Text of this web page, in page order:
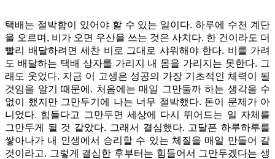
택배는 절박함이 있어야 할 수 있는 일이다. 하루에 수천 계단
을 오르며, 비가 오면 우산을 쓰는 것은 사치다. 한 건이라도 더
빨리 배달하려면 세찬 비로 그대로 샤워해야 한다. 비를 가려
도 배달하는 택배 상자를 가리지 내 몸을 가리지는 못한다. 그
래도 웃었다. 지금 이 고생은 성공의 가장 기초적인 체력이 될
것임을 알기 때문에. 처음에는 매일 그만둘까 하는 생각을 수
없이 했지만 그만두기에 나는 너무 절박했다. 돈이 문제가 아
니었다. 힘들다고 그만두면 세상에 다시 뛰어드는 일 자체를
그만두게 될 것 같았다. 그래서 결심했다. 고달픈 하루하루를
쌓아나가 내 인생에서 승리할 수 있는 체질을 매일 만들어 갈
것이라고. 그렇게 결심한 후부터는 힘들어서 그만두겠다는 생